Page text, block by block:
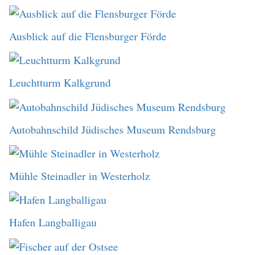
Ausblick auf die Flensburger Förde
Leuchtturm Kalkgrund
Autobahnschild Jüdisches Museum Rendsburg
Mühle Steinadler in Westerholz
Hafen Langballigau